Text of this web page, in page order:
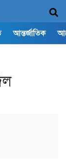
আন্তর্জাতিক